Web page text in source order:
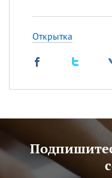
Открытка